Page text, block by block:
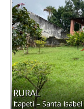
RURAL
Itapeti–Santa Isabel